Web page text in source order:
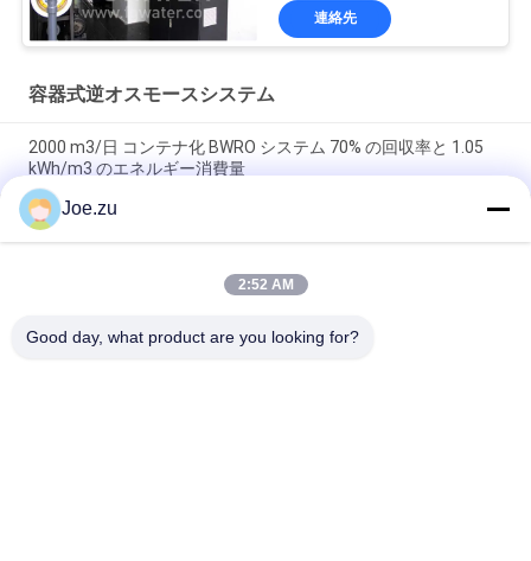
連絡先
容器式逆オスモースシステム
2000 m3/日 コンテナ化 BWRO システム 70% の回収率と 1.05
kWh/m3 のエネルギー消費量
1,500 m3/日の脱塩 BWC1500 超低エネルギー産業用 BWRO メ
ガプロジェクト向けのグリーンな選択
1,000 m3/日 BWC1000 – モジュラーデュアルコンテナ BWRO
Joe.zu
2:52 AM
Good day, what product are you looking for?